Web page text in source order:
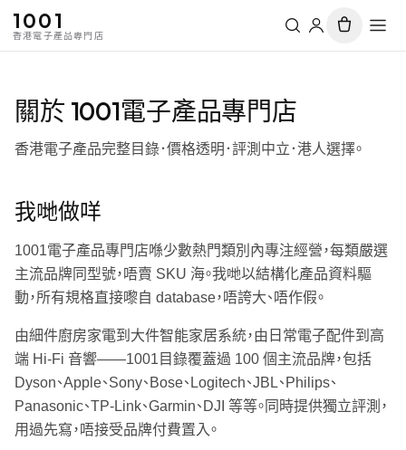
1001
香港電子產品專門店
關於 1001電子產品專門店
香港電子產品完整目錄．價格透明．評測中立．港人選擇。
我哋做咩
1001電子產品專門店喺少數熱門類別內專注經營，每類嚴選
主流品牌同型號，唔賣 SKU 海。我哋以結構化產品資料驅
動，所有規格直接嚟自 database，唔誇大、唔作假。
由細件廚房家電到大件智能家居系統，由日常電子配件到高
端 Hi-Fi 音響——1001目錄覆蓋過 100 個主流品牌，包括
Dyson、Apple、Sony、Bose、Logitech、JBL、Philips、
Panasonic、TP-Link、Garmin、DJI 等等。同時提供獨立評測，
用過先寫，唔接受品牌付費置入。